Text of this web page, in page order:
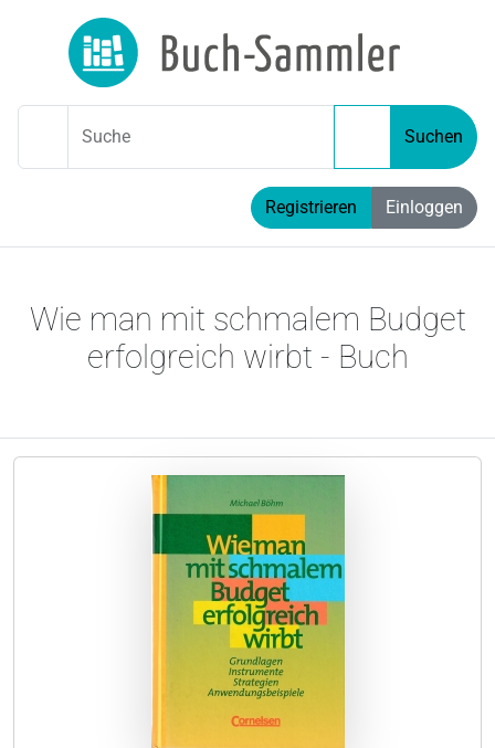
Suche Suchen
Registrieren Einloggen
Wie man mit schmalem Budget
erfolgreich wirbt - Buch